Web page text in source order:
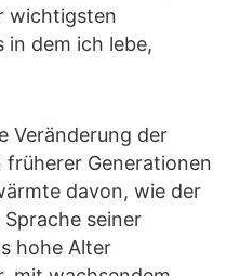
wichtigsten
in dem ich lebe,
Veränderung der
früherer Generationen
davon, wie der
seiner
hohe Alter